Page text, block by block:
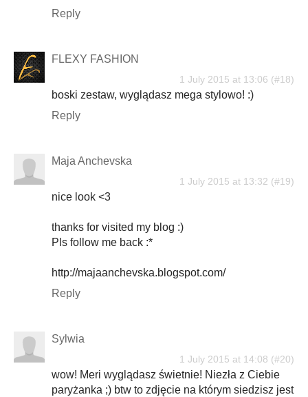
Reply
FLEXY FASHION
1 July 2015 at 13:06
boski zestaw, wyglądasz mega stylowo! :)
Reply
Maja Anchevska
1 July 2015 at 13:32
nice look <3
thanks for visited my blog :)
Pls follow me back :*
http://majaanchevska.blogspot.com/
Reply
Sylwia
1 July 2015 at 14:08
wow! Meri wyglądasz świetnie! Niezła z Ciebie
paryżanka ;) btw to zdjęcie na którym siedzisz jest